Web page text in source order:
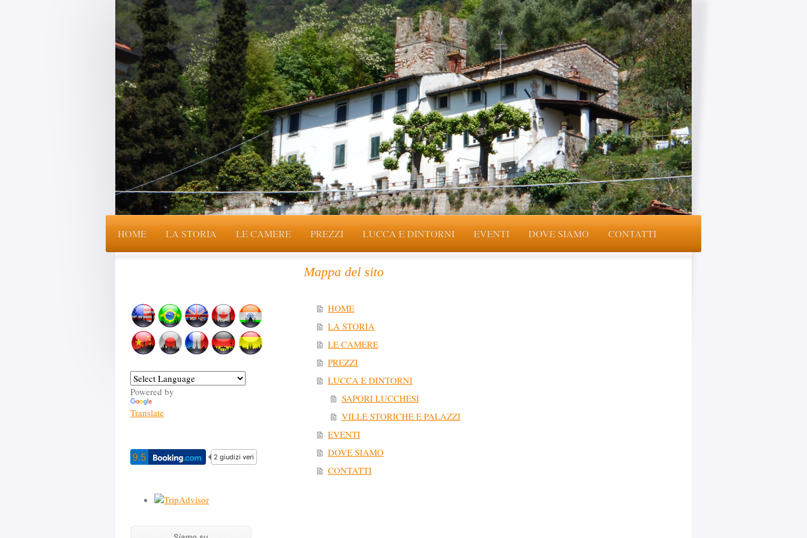
HOME LA STORIA LE CAMERE PREZZI LUCCA E DINTORNI EVENTI DOVE SIAMO CONTATTI
Mappa del sito
HOME
LA STORIA
LE CAMERE
PREZZI
LUCCA E DINTORNI
SAPORI LUCCHESI
VILLE STORICHE E PALAZZI
EVENTI
DOVE SIAMO
CONTATTI
Powered by
Translate
9.5 2 giudizi veri